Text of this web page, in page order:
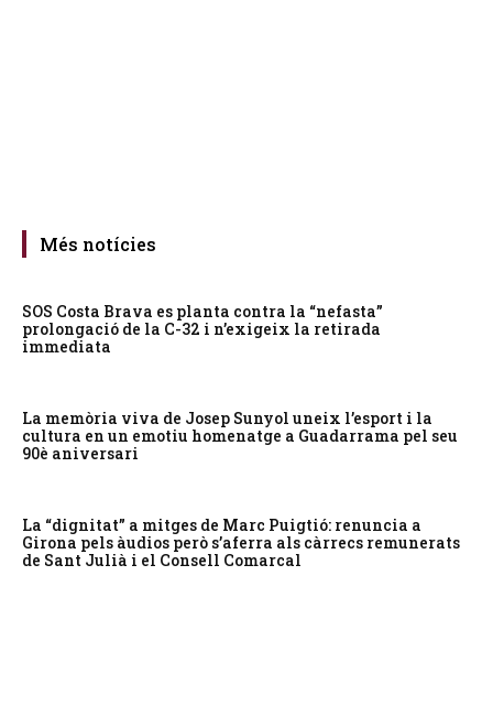
Més notícies
SOS Costa Brava es planta contra la “nefasta”
prolongació de la C-32 i n’exigeix la retirada
immediata
La memòria viva de Josep Sunyol uneix l’esport i la
cultura en un emotiu homenatge a Guadarrama pel seu
90è aniversari
La “dignitat” a mitges de Marc Puigtió: renuncia a
Girona pels àudios però s’aferra als càrrecs remunerats
de Sant Julià i el Consell Comarcal